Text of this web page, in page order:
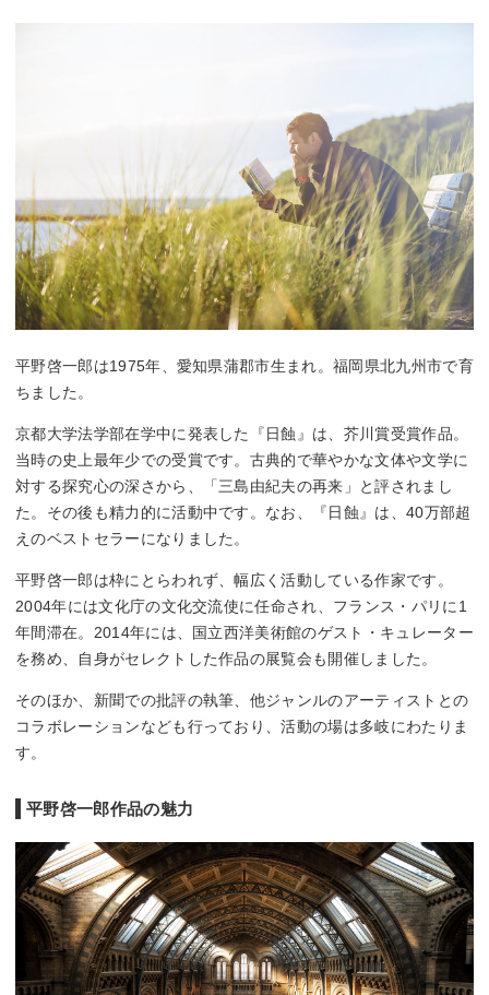
平野啓一郎は1975年、愛知県蒲郡市生まれ。福岡県北九州市で育
ちました。
京都大学法学部在学中に発表した『日蝕』は、芥川賞受賞作品。
当時の史上最年少での受賞です。古典的で華やかな文体や文学に
対する探究心の深さから、「三島由紀夫の再来」と評されまし
た。その後も精力的に活動中です。なお、『日蝕』は、40万部超
えのベストセラーになりました。
平野啓一郎は枠にとらわれず、幅広く活動している作家です。
2004年には文化庁の文化交流使に任命され、フランス・パリに1
年間滞在。2014年には、国立西洋美術館のゲスト・キュレーター
を務め、自身がセレクトした作品の展覧会も開催しました。
そのほか、新聞での批評の執筆、他ジャンルのアーティストとの
コラボレーションなども行っており、活動の場は多岐にわたりま
す。
平野啓一郎作品の魅力